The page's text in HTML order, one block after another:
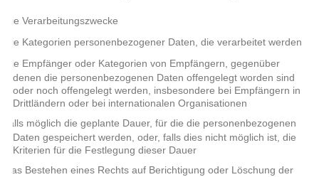
die Verarbeitungszwecke
die Kategorien personenbezogener Daten, die verarbeitet werden
die Empfänger oder Kategorien von Empfängern, gegenüber
denen die personenbezogenen Daten offengelegt worden sind
oder noch offengelegt werden, insbesondere bei Empfängern in
Drittländern oder bei internationalen Organisationen
falls möglich die geplante Dauer, für die die personenbezogenen
Daten gespeichert werden, oder, falls dies nicht möglich ist, die
Kriterien für die Festlegung dieser Dauer
das Bestehen eines Rechts auf Berichtigung oder Löschung der